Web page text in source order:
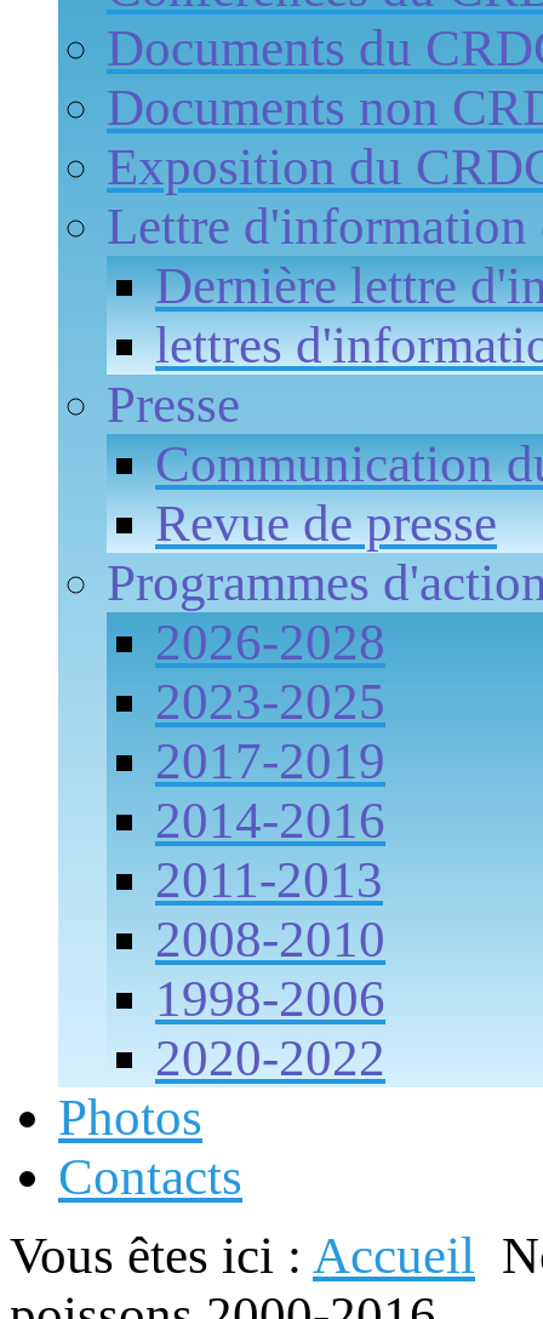
Documents du
Documents non
Exposition du
Lettre d'information
Dernière lettre
lettres
Presse
Communication
Revue de presse
Programmes
2026-2028
2023-2025
2017-2019
2014-2016
2011-2013
2008-2010
1998-2006
2020-2022
Photos
Contacts
Vous êtes ici : Accueil